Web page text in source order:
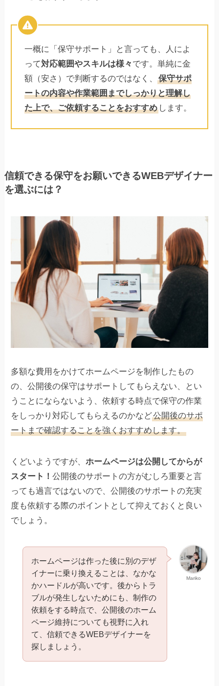
一概に「保守サポート」と言っても、人によ
って対応範囲やスキルは様々 です。単純に金
額（安さ）で判断するのではなく、
保守サポ
ートの内容や作業範囲までしっかりと理解し
た上で、ご依頼することをおすすめします。
信頼できる保守をお願いできるWEBデザイナー
を選ぶには？
多額な費用をかけてホームページを制作したもの
の、公開後の保守はサポートしてもらえない、とい
うことにならないよう、依頼する時点で保守の作業
をしっかり対応してもらえるのかなど公開後のサポ
ートまで確認することを強くおすすめします。
くどいようですが、ホームページは公開してからが
スタート！公開後のサポートの方がむしろ重要と言
っても過言ではないので、公開後のサポートの充実
度も依頼する際のポイントとして抑えておくと良い
でしょう。
Mariko
ホームページは作った後に別のデザ
イナーに乗り換えることは、なかな
かハードルが高いです。後からトラ
ブルが発生しないためにも、制作の
依頼をする時点で、公開後のホーム
ページ維持についても視野に入れ
て、信頼できるWEBデザイナーを
探しましょう。